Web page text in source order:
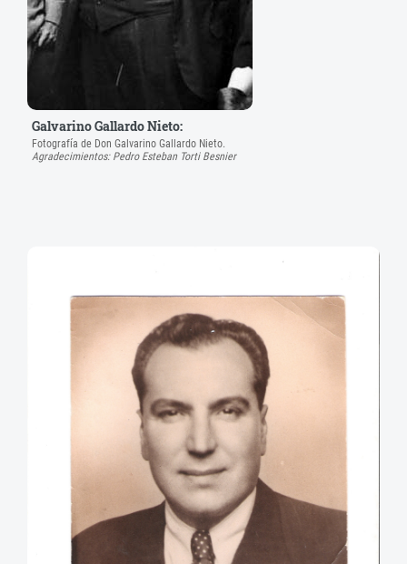
Galvarino Gallardo Nieto:
Fotografía de Don Galvarino Gallardo Nieto.
Agradecimientos: Pedro Esteban Torti Besnier